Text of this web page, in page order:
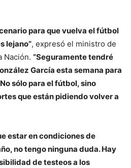
para que vuelva el fútbol
lejano”, expresó el ministro de
Nación. “Seguramente tendré
García esta semana para
sólo para el fútbol, sino
que están pidiendo volver a
estar en condiciones de
no tengo ninguna duda. Hay
de testeos a los